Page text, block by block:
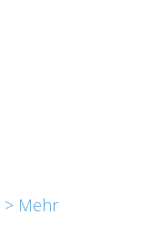
> Mehr